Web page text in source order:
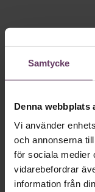
Samtycke
Denna webbplats
Vi använder
och annonserna
för sociala medier
vidarebefordrar
information från
Skriv
app
MVH VD
text till
vägen för den
toppcheferna?